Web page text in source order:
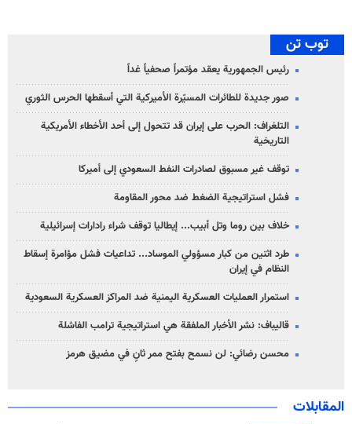
توب تن
رئيس الجمهورية يعقد مؤتمراً صحفياً غداً
صور جديدة للطائرات المسيّرة الأميركية التي أسقطها الحرس الثوري
التلغراف: الحرب على إيران قد تتحول إلى أحد الأخطاء الأمريكية
التاريخية
توقف غير مسبوق لصادرات النفط السعودي إلى أميركا
فشل استراتيجية الضغط ضد محور المقاومة
خلاف بين روما وتل أبيب... إيطاليا توقف شراء رادارات إسرائيلية
طرد اثنين من كبار مسؤولي الموساد... تداعيات فشل مؤامرة إسقاط
النظام في إيران
استمرار العمليات العسكرية اليمنية ضد المراكز العسكرية السعودية
قاليباف: نشر الأخبار الملفقة هي استراتيجية ترامب الفاشلة
محسن رضائي: لن نسمح بفتح ممر ثانٍ في مضيق هرمز
المقابلات